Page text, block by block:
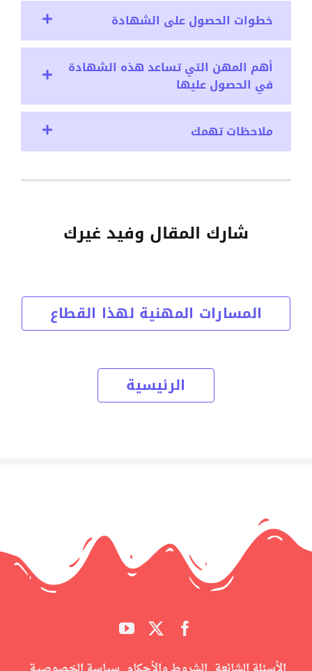
خطوات الحصول على الشهادة
أهم المهن التي تساعد هذه الشهادة
في الحصول عليها
ملاحظات تهمك
شارك المقال وفيد غيرك
المسارات المهنية لهذا القطاع
الرئيسية